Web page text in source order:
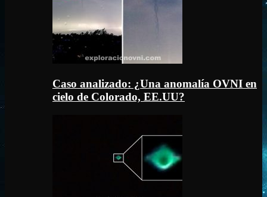
Caso analizado: ¿Una anomalía OVNI en
cielo de Colorado, EE.UU?